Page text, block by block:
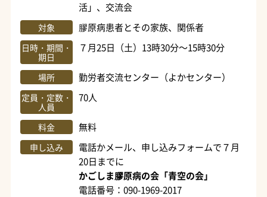
活」、交流会
対象 膠原病患者とその家族、関係者
日時・期間・
期日
７月25日（土）13時30分～15時30分
場所 勤労者交流センター（よかセンター）
定員・定数・
人員
70人
料金 無料
申し込み
電話かメール、申し込みフォームで７月
20日までに
かごしま膠原病の会「青空の会」
電話番号：090-1969-2017